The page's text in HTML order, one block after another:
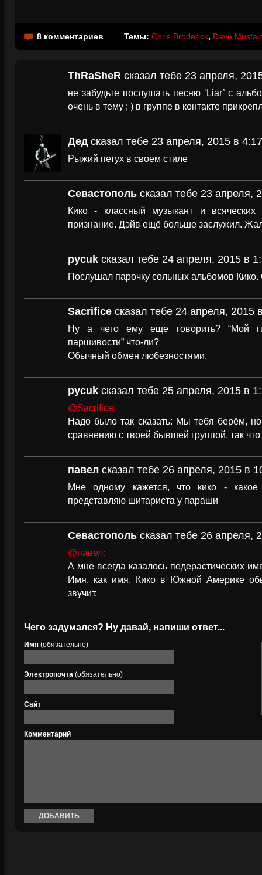
8 комментариев Темы: Chris Broderick, Dave
ThRaSheR сказал тебе 23 апреля,
не забудьте послушать песню ‘Liar’ с
очень в тему ; ) в группе в контакте
Дед сказал тебе 23 апреля, 2015 в
Рыжий петух в своем стиле
Севастополь сказал тебе 23 апреля,
Кико - классный музыкант и
признание. Дэйв ещё больше заслужил.
pycuk сказал тебе 24 апреля, 2015 в
Послушал парочку сольных альбомов
Sacrifice сказал тебе 24 апреля, 2015
Ну а чего ему еще говорить? “Мой
паршивости” что-ли?
Обычный обмен любезностями.
pycuk сказал тебе 25 апреля, 2015 в
@Sacrifice:
Надо было так сказать: Мы тебя берём,
сравнению с твоей бывшей группой, так что
павел сказал тебе 26 апреля, 2015 в
Мне одному кажется, что кико -
представляю шитариста у параши
Севастополь сказал тебе 26 апреля,
@павел:
А мне всегда казалось педерастических
Имя, как имя. Кико в Южной Америке
звучит.
Чего задумался? Ну давай, напиши ответ...
Имя (обязательно)
Электропочта (обязательно)
Сайт
Комментарий